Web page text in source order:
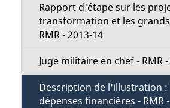
Rapport d'étape sur les
transformation et les
RMR - 2013-14
Juge militaire en chef - RMR
Description de l'illustration :
dépenses financières - RMR